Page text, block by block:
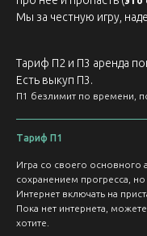
Мы за честную игру,
Тариф П2 и П3 аренда
Есть выкуп П3.
П1 безлимит по времени,
Тариф П1
Игра со своего основного
сохранением прогресса,
Интернет включать на
Пока нет интернета,
хотите.